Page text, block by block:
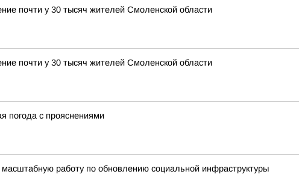
почти у 30 тысяч жителей Смоленской области
почти у 30 тысяч жителей Смоленской области
погода с прояснениями
работу по обновлению социальной инфраструктуры